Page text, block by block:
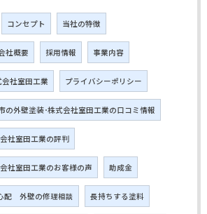
コンセプト 当社の特徴
社概要 採用情報 事業内容
会社室田工業 プライバシーポリシー
の外壁塗装･株式会社室田工業の口コミ情報
社室田工業の評判
社室田工業のお客様の声 助成金
配 外壁の修理相談 長持ちする塗料